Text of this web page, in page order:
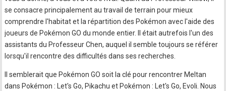
se consacre principalement au travail de terrain pour mieux
comprendre l'habitat et la répartition des Pokémon avec l'aide des
joueurs de Pokémon GO du monde entier. Il était autrefois l'un des
assistants du Professeur Chen, auquel il semble toujours se référer
lorsqu'il rencontre des difficultés dans ses recherches.
Il semblerait que Pokémon GO soit la clé pour rencontrer Meltan
dans Pokémon : Let's Go, Pikachu et Pokémon : Let's Go, Evoli. Nous